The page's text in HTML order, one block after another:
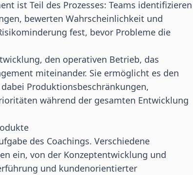
ist Teil des Prozesses: Teams identifizieren
bewerten Wahrscheinlichkeit und
fest, bevor Probleme die
den operativen Betrieb, das
miteinander. Sie ermöglicht es den
Produktionsbeschränkungen,
während der gesamten Entwicklung
des Coachings. Verschiedene
ein, von der Konzeptentwicklung und
und kundenorientierter